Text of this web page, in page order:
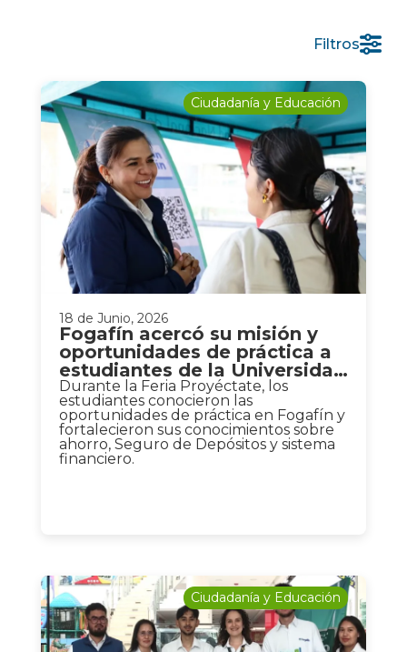
Filtros
Ciudadanía y Educación
18 de Junio, 2026
Fogafín acercó su misión y
oportunidades de práctica a
estudiantes de la Universidad
Nacional
Durante la Feria Proyéctate, los
estudiantes conocieron las
oportunidades de práctica en Fogafín y
fortalecieron sus conocimientos sobre
ahorro, Seguro de Depósitos y sistema
financiero.
Ciudadanía y Educación